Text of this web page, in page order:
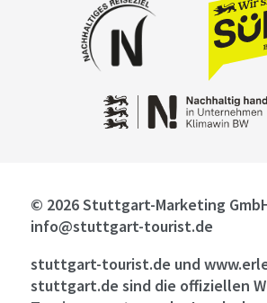
© 2026 Stuttgart-Marketing
info@stuttgart-tourist.de
stuttgart-tourist.de und
stuttgart.de sind die offiziellen